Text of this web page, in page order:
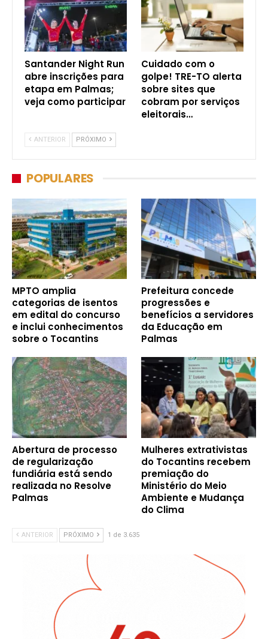
Santander Night Run
abre inscrições para
etapa em Palmas;
veja como participar
Cuidado com o
golpe! TRE-TO alerta
sobre sites que
cobram por serviços
eleitorais…
ANTERIOR PRÓXIMO
POPULARES
MPTO amplia
categorias de isentos
em edital do concurso
e inclui conhecimentos
sobre o Tocantins
Prefeitura concede
progressões e
benefícios a servidores
da Educação em
Palmas
Abertura de processo
de regularização
fundiária está sendo
realizada no Resolve
Palmas
Mulheres extrativistas
do Tocantins recebem
premiação do
Ministério do Meio
Ambiente e Mudança
do Clima
ANTERIOR PRÓXIMO 1 de 3.635